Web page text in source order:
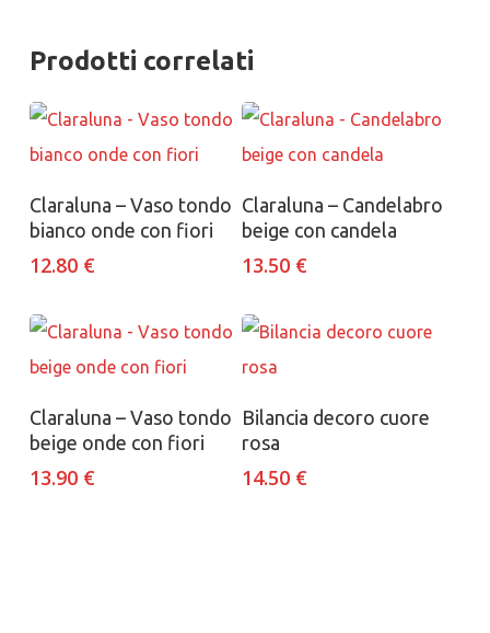
Prodotti correlati
Aggiungi al carrello
Claraluna – Vaso tondo
bianco onde con fiori
12.80 €
Aggiungi al carrello
Claraluna – Candelabro
beige con candela
13.50 €
Aggiungi al carrello
Claraluna – Vaso tondo
beige onde con fiori
13.90 €
Aggiungi al carrello
Bilancia decoro cuore
rosa
14.50 €